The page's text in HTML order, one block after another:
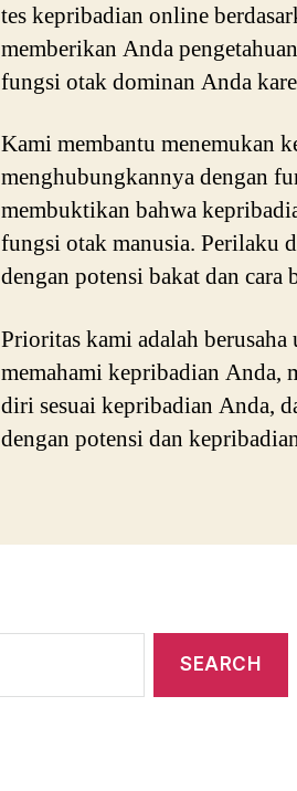
tes kepribadian online
memberikan Anda
fungsi otak dominan Anda
Kami membantu menemukan
menghubungkannya dengan
membuktikan bahwa
fungsi otak manusia. Perilaku
dengan potensi bakat dan
Prioritas kami adalah
memahami kepribadian Anda,
diri sesuai kepribadian Anda,
dengan potensi dan